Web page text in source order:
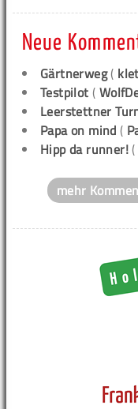
Neue
Gärtnerweg(
Testpilot (
Leerstettner
Papa on mind (
Hipp da runner!
mehr